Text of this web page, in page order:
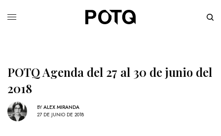
POTQ Agenda del 27 al 30 de junio del
2018
BY ALEX MIRANDA
27 DE JUNIO DE 2018